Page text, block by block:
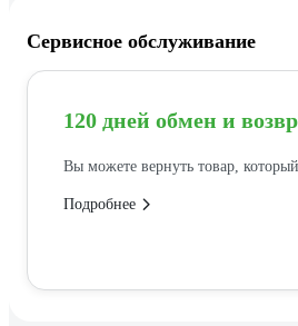
Сервисное обслуживание
120 дней обмен и
Вы можете вернуть товар,
Подробнее